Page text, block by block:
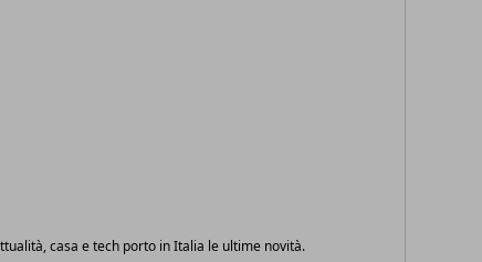
casa e tech porto in Italia le ultime novità.